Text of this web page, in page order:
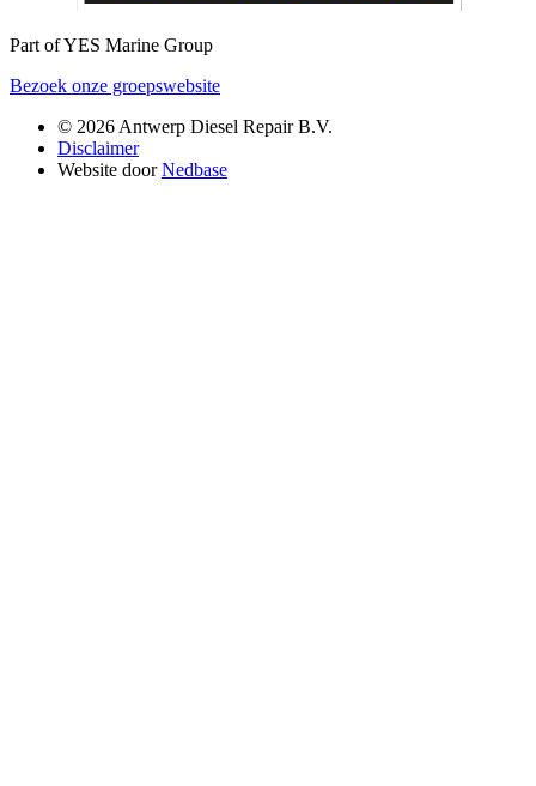
Part of YES Marine Group
Bezoek onze groepswebsite
© 2026 Antwerp Diesel Repair B.V.
Disclaimer
Website doorNedbase